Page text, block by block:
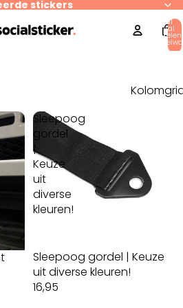
stickers
Totaal
aantal
Sleepoog
gordel
|
Keuze
uit
diverse
kleuren!
Sleepoog gordel | Keuze
uit diverse kleuren!
16,95